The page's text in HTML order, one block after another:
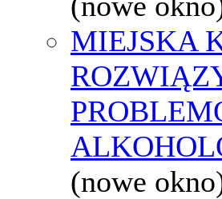
MIEJSKA
(nowe